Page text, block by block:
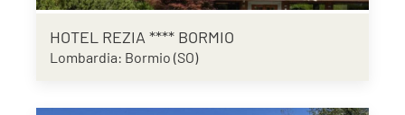
HOTEL REZIA **** BORMIO
Lombardia: Bormio (SO)